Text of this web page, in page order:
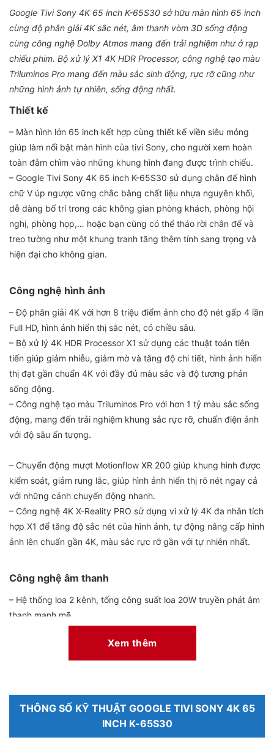
Google Tivi Sony 4K 65 inch K-65S30 sở hữu màn hình 65 inch
cùng độ phân giải 4K sắc nét, âm thanh vòm 3D sống động
cùng công nghệ Dolby Atmos mang đến trải nghiệm như ở rạp
chiếu phim. Bộ xử lý X1 4K HDR Processor, công nghệ tạo màu
Triluminos Pro mang đến màu sắc sinh động, rực rỡ cũng như
những hình ảnh tự nhiên, sống động nhất.
Thiết kế
– Màn hình lớn 65 inch kết hợp cùng thiết kế viền siêu mỏng
giúp làm nổi bật màn hình của tivi Sony, cho người xem hoàn
toàn đắm chìm vào những khung hình đang được trình chiếu.
– Google Tivi Sony 4K 65 inch K-65S30 sử dụng chân đế hình
chữ V úp ngược vững chắc bằng chất liệu nhựa nguyên khối,
dễ dàng bố trí trong các không gian phòng khách, phòng hội
nghị, phòng họp,… hoặc bạn cũng có thể tháo rời chân đế và
treo tường như một khung tranh tăng thêm tính sang trọng và
hiện đại cho không gian.
Công nghệ hình ảnh
– Độ phân giải 4K với hơn 8 triệu điểm ảnh cho độ nét gấp 4 lần
Full HD, hình ảnh hiển thị sắc nét, có chiều sâu.
– Bộ xử lý 4K HDR Processor X1 sử dụng các thuật toán tiên
tiến giúp giảm nhiễu, giảm mờ và tăng độ chi tiết, hình ảnh hiển
thị đạt gần chuẩn 4K với đầy đủ màu sắc và độ tương phản
sống động.
– Công nghệ tạo màu Triluminos Pro với hơn 1 tỷ màu sắc sống
động, mang đến trải nghiệm khung sắc rực rỡ, chuẩn điện ảnh
với độ sâu ấn tượng.
– Chuyển động mượt Motionflow XR 200 giúp khung hình được
kiểm soát, giảm rung lắc, giúp hình ảnh hiển thị rõ nét ngay cả
với những cảnh chuyển động nhanh.
– Công nghệ 4K X-Reality PRO sử dụng vi xử lý 4K đa nhân tích
hợp X1 để tăng độ sắc nét của hình ảnh, tự động nâng cấp hình
ảnh lên chuẩn gần 4K, màu sắc rực rỡ gần với tự nhiên nhất.
Công nghệ âm thanh
– Hệ thống loa 2 kênh, tổng công suất loa 20W truyền phát âm
thanh mạnh mẽ.
thật, chi tiết cho hiệu ứng âm thanh bùng nổ, người xem cảm
nhận rõ ràng như đang ngồi trong rạp chiếu phim.
Xem thêm
THÔNG SỐ KỸ THUẬT GOOGLE TIVI SONY 4K 65
INCH K-65S30